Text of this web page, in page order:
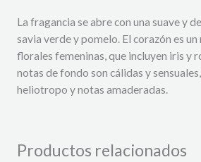
La fragancia se abre con una suave y
savia verde y pomelo. El corazón es
florales femeninas, que incluyen iris y
notas de fondo son cálidas y
heliotropo y notas amaderadas.
Productos relacionados